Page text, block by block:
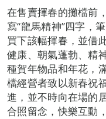
在售賣揮春的攤檔前
寫“龍馬精神”四字，
買下該幅揮春，並借
健康、朝氣蓬勃、精
種賀年物品和年花，
檔經營者致以新春祝
進，並不時向在場的
合照留念，快樂互動